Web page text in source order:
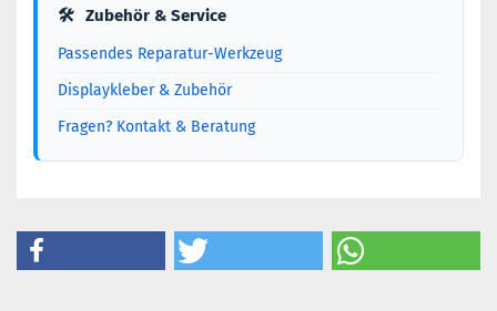
🛠 Zubehör & Service
Passendes Reparatur-Werkzeug
Displaykleber & Zubehör
Fragen? Kontakt & Beratung